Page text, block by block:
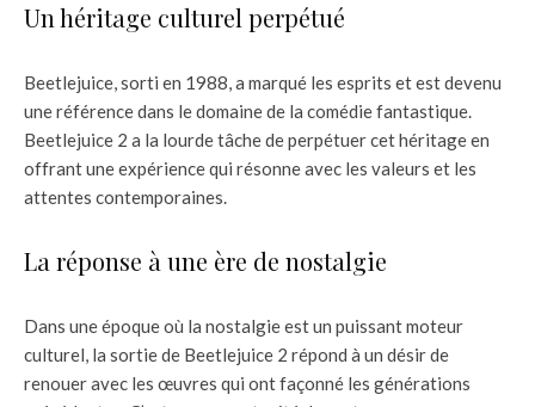
Un héritage culturel perpétué
Beetlejuice, sorti en 1988, a marqué les esprits et est devenu
une référence dans le domaine de la comédie fantastique.
Beetlejuice 2 a la lourde tâche de perpétuer cet héritage en
offrant une expérience qui résonne avec les valeurs et les
attentes contemporaines.
La réponse à une ère de nostalgie
Dans une époque où la nostalgie est un puissant moteur
culturel, la sortie de Beetlejuice 2 répond à un désir de
renouer avec les œuvres qui ont façonné les générations